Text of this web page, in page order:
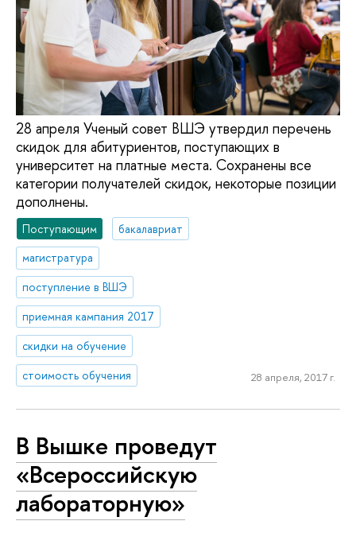
28 апреля Ученый совет ВШЭ утвердил перечень
скидок для абитуриентов, поступающих в
университет на платные места. Сохранены все
категории получателей скидок, некоторые позиции
дополнены.
Поступающим
бакалавриат
магистратура
поступление в ВШЭ
приемная кампания 2017
скидки на обучение
стоимость обучения
28 апреля, 2017 г.
В Вышке проведут
«Всероссийскую
лабораторную»